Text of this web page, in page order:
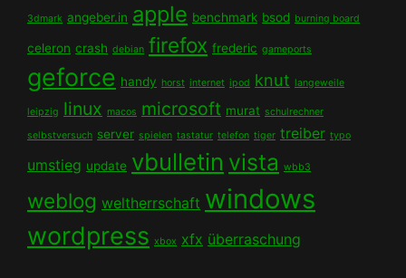
3dmark angeber.in apple benchmark bsod burning board
celeron crash debian firefox frederic gameports
geforce handy horst internet ipod knut langeweile
leipzig linux macos microsoft murat schulrechner
selbstversuch server spielen tastatur telefon tiger treiber typo
umstieg update vbulletin vista wbb3
weblog weltherrschaft windows
wordpress xbox xfx überraschung